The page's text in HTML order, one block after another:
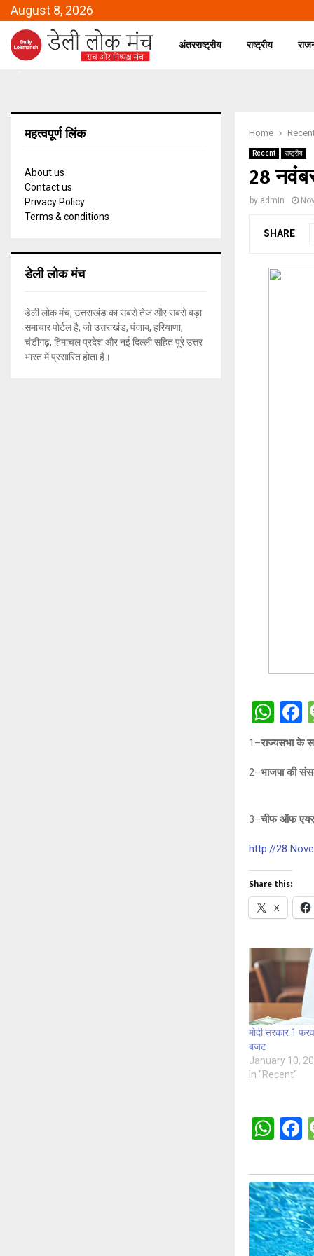
August 8, 2026
अंतरराष्ट्रीय राष्ट्रीय
Home
Recent राष्ट्रीय
28
by admin
SHARE
W
h
s
p
p
F
a
b
o
k
1–राज्यसभा के
2–भाजपा की
3–चीफ ऑफ एयर
http://28
Share this:
X
मोदी सरकार 1
बजट
January 10,
In "Recent"
W
at
s
A
p
F
b
o
o
महत्वपूर्ण लिंक
About us
Contact us
Privacy Policy
Terms & conditions
डेली लोक मंच
डेली लोक मंच, उत्तराखंड का सबसे तेज और सबसे बड़ा
समाचार पोर्टल है, जो उत्तराखंड, पंजाब, हरियाणा,
चंडीगढ़, हिमाचल प्रदेश और नई दिल्ली सहित पूरे उत्तर
भारत में प्रसारित होता है।